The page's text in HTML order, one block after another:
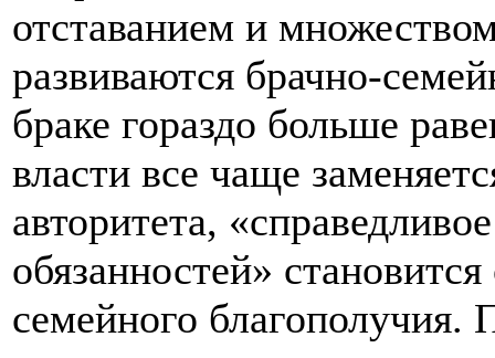
отставанием и
развиваются брачно-
браке гораздо больше
власти все чаще
авторитета,
обязанностей»
семейного благополучия.